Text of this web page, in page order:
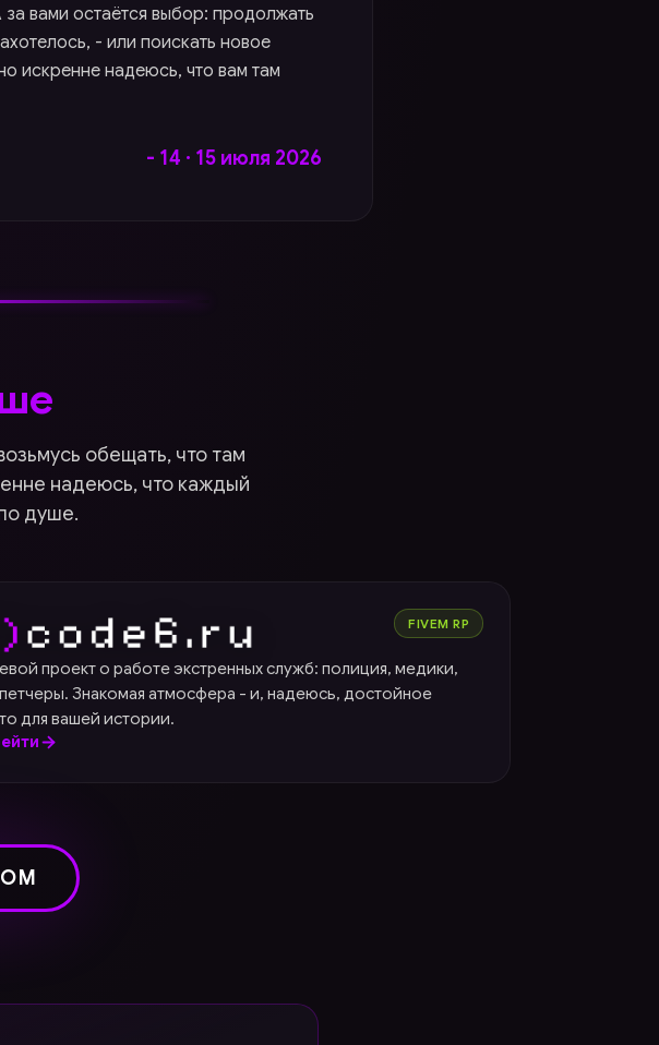
за вами остаётся выбор: продолжать
- или поискать новое
искренне надеюсь, что вам там
- 14 · 15 июля 2026
обещать, что там
надеюсь, что каждый
душе.
FIVEM RP
проект о работе экстренных служб: полиция, медики,
Знакомая атмосфера - и, надеюсь, достойное
для вашей истории.